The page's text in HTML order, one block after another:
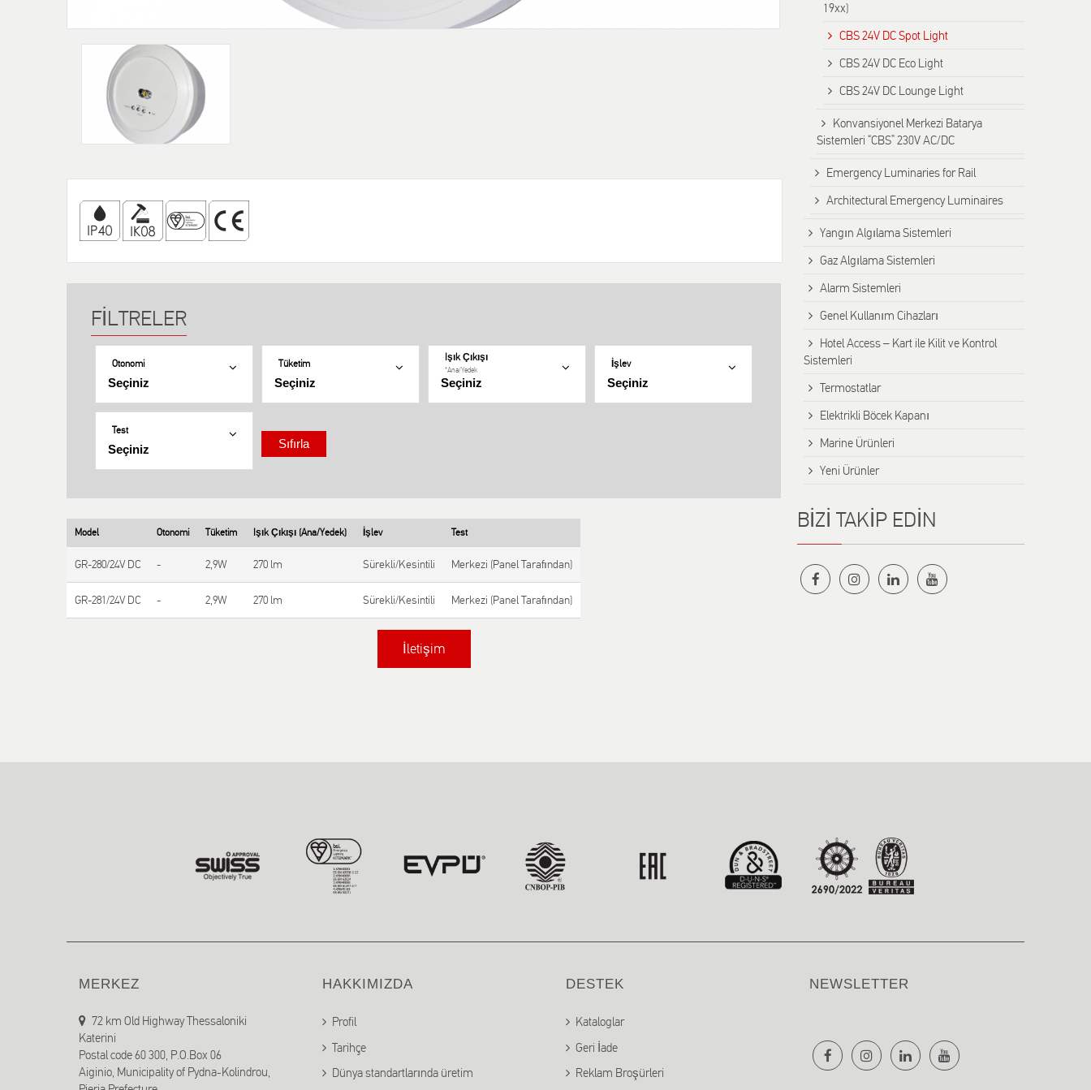
Otonomi Tüketim
Işık Çıkışı
*Ana/Yedek
İşlev
Test
Model Otonomi Tüketim Işık Çıkışı (Ana/Yedek) İşlev Test
GR-280/24V DC - 2,9W 270 lm Sürekli/Kesintili Merkezi (Panel Tarafından)
GR-281/24V DC - 2,9W 270 lm Sürekli/Kesintili Merkezi (Panel Tarafından)
İletişim
19xx)
CBS 24V DC Spot Light
CBS 24V DC Eco Light
CBS 24V DC Lounge Light
Konvansiyonel Merkezi Batarya
Sistemleri “CBS” 230V AC/DC
Emergency Luminaries for Rail
Architectural Emergency Luminaires
Yangın Algılama Sistemleri
Gaz Algılama Sistemleri
Alarm Sistemleri
Genel Kullanım Cihazları
Hotel Access – Kart ile Kilit ve Kontrol
Sistemleri
Termostatlar
Elektrikli Böcek Kapanı
Marine Ürünleri
Yeni Ürünler
BİZİ TAKİP EDİN
MERKEZ
72 km Old Highway Thessaloniki
Katerini
Postal code 60 300, P.O.Box 06
Aiginio, Municipality of Pydna-Kolindrou,
HAKKIMIZDA
Profil
Tarihçe
Dünya standartlarında üretim
DESTEK
Kataloglar
Geri İade
Reklam Broşürleri
NEWSLETTER